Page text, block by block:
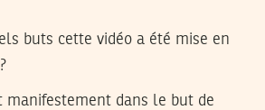
buts cette vidéo a été mise en
manifestement dans le but de